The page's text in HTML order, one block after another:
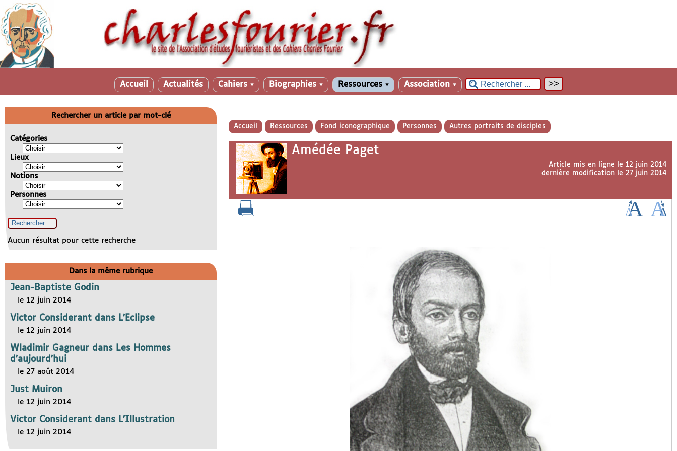
Accueil Actualités Cahiers ▼ Biographies ▼ Ressources ▼ Association ▼
Accueil Ressources Fond iconographique Personnes Autres portraits de disciples
Amédée Paget
Article mis en ligne le 12 juin 2014
dernière modification le 27 juin 2014
Rechercher un article par mot-clé
Catégories
Lieux
Notions
Personnes
Aucun résultat pour cette recherche
Dans la même rubrique
Jean-Baptiste Godin
le 12 juin 2014
Victor Considerant dans L’Eclipse
le 12 juin 2014
Wladimir Gagneur dans Les Hommes
d’aujourd’hui
le 27 août 2014
Just Muiron
le 12 juin 2014
Victor Considerant dans L’Illustration
le 12 juin 2014